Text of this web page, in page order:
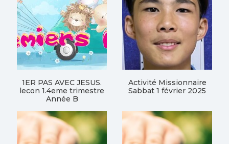
1ER PAS AVEC JESUS.
lecon 1.4eme trimestre
Année B
Activité Missionnaire
Sabbat 1 février 2025